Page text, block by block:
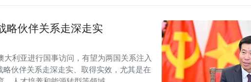
略伙伴关系走深走实
利亚进行国事访问，有望为两国关系注入
伙伴关系走深走实、取得实效，尤其是在